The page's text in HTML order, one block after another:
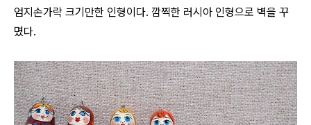
엄지손가락 크기만한 인형이다. 깜찍한 러시아 인형으로 벽을 꾸
몄다.